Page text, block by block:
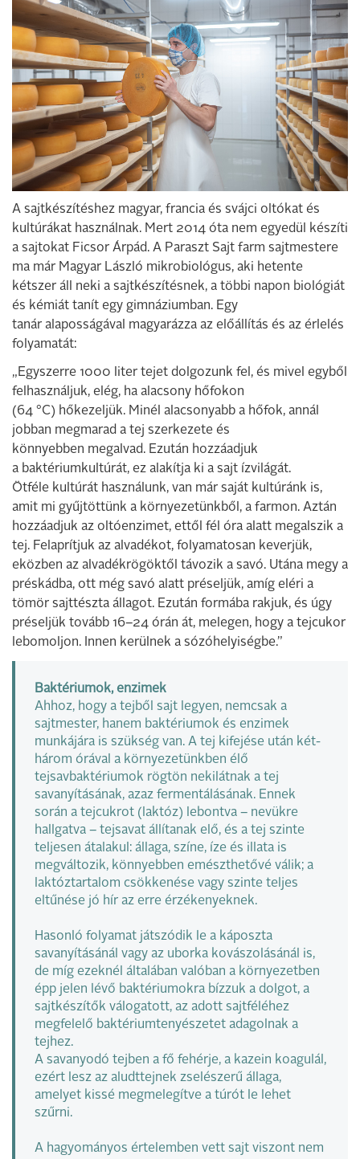
A sajtkészítéshez magyar, francia és svájci oltókat és
kultúrákat használnak. Mert 2014 óta nem egyedül készíti
a sajtokat Ficsor Árpád. A Paraszt Sajt farm sajtmestere
ma már Magyar László mikrobiológus, aki hetente
kétszer áll neki a sajtkészítésnek, a többi napon biológiát
és kémiát tanít egy gimnáziumban. Egy
tanár alaposságával magyarázza az előállítás és az érlelés
folyamatát:
„Egyszerre 1000 liter tejet dolgozunk fel, és mivel egyből
felhasználjuk, elég, ha alacsony hőfokon
(64 °C) hőkezeljük. Minél alacsonyabb a hőfok, annál
jobban megmarad a tej szerkezete és
könnyebben megalvad. Ezután hozzáadjuk
a baktériumkultúrát, ez alakítja ki a sajt ízvilágát.
Ötféle kultúrát használunk, van már saját kultúránk is,
amit mi gyűjtöttünk a környezetünkből, a farmon. Aztán
hozzáadjuk az oltóenzimet, ettől fél óra alatt megalszik a
tej. Felaprítjuk az alvadékot, folyamatosan keverjük,
eközben az alvadékrögöktől távozik a savó. Utána megy a
préskádba, ott még savó alatt préseljük, amíg eléri a
tömör sajttészta állagot. Ezután formába rakjuk, és úgy
préseljük tovább 16–24 órán át, melegen, hogy a tejcukor
lebomoljon. Innen kerülnek a sózóhelyiségbe.”
Baktériumok, enzimek
Ahhoz, hogy a tejből sajt legyen, nemcsak a
sajtmester, hanem baktériumok és enzimek
munkájára is szükség van. A tej kifejése után két-
három órával a környezetünkben élő
tejsavbaktériumok rögtön nekilátnak a tej
savanyításának, azaz fermentálásának. Ennek
során a tejcukrot (laktóz) lebontva – nevükre
hallgatva – tejsavat állítanak elő, és a tej szinte
teljesen átalakul: állaga, színe, íze és illata is
megváltozik, könnyebben emészthetővé válik; a
laktóztartalom csökkenése vagy szinte teljes
eltűnése jó hír az erre érzékenyeknek.
Hasonló folyamat játszódik le a káposzta
savanyításánál vagy az uborka kovászolásánál is,
de míg ezeknél általában valóban a környezetben
épp jelen lévő baktériumokra bízzuk a dolgot, a
sajtkészítők válogatott, az adott sajtféléhez
megfelelő baktériumtenyészetet adagolnak a
tejhez.
A savanyodó tejben a fő fehérje, a kazein koagulál,
ezért lesz az aludttejnek zselészerű állaga,
amelyet kissé megmelegítve a túrót le lehet
szűrni.
A hagyományos értelemben vett sajt viszont nem